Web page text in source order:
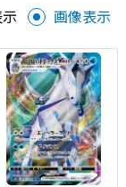
画像表示